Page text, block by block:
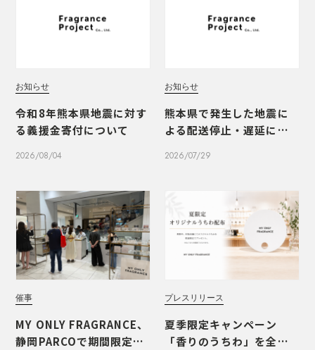
お知らせ
令和8年熊本県地震に対す
る義援金寄付について
2026/08/04
お知らせ
熊本県で発生した地震に
よる配送停止・遅延につ
2026/07/29
催事
MY ONLY FRAGRANCE、
静岡PARCOで期間限定PO
プレスリリース
夏季限定キャンペーン
「香りのうちわ」を全国1